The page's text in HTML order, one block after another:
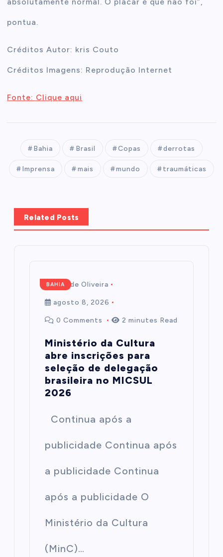
absolutamente normal. O placar é que não foi”,
pontua.
Créditos Autor: kris Couto
Créditos Imagens: Reprodução Internet
Fonte: Clique aqui
Bahia Brasil Copas derrotas
Imprensa mais mundo traumáticas
Related Posts
BAHIA
Mairim de Oliveira
agosto 8, 2026
0 Comments 2 minutes Read
Ministério da Cultura
abre inscrições para
seleção de delegação
brasileira no MICSUL
2026
Continua após a
publicidade Continua após
a publicidade Continua
após a publicidade O
Ministério da Cultura
(MinC)…